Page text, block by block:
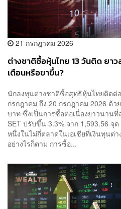
21 กรกฎาคม 2026
ต่างชาติซื้อหุ้นไทย 13 วันติด ย
เตือนหรือขาขึ้น?
นักลงทุนต่างชาติซื้อสุทธิหุ้นไทยติดต่
กรกฎาคม ถึง 20 กรกฎาคม 2026 ด้
บาท ซึ่งเป็นการซื้อต่อเนื่องยาวนาน
SET ปรับขึ้น 3.3% จาก 1,593.56 จุ
หนึ่งในไม่กี่ตลาดในเอเชียที่เงินทุนต่
อย่างไรก็ตาม การซื้อ...